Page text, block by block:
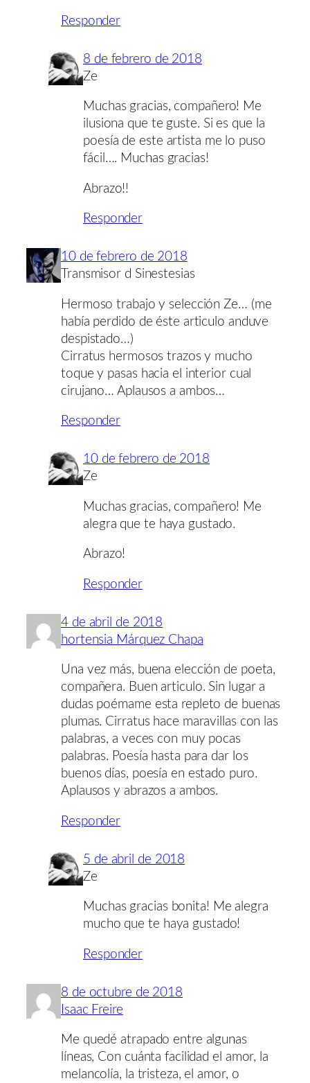
Responder
8 de febrero de 2018
Ze
Muchas gracias, compañero! Me
ilusiona que te guste. Si es que la
poesía de este artista me lo puso
fácil…. Muchas gracias!
Abrazo!!
Responder
10 de febrero de 2018
Transmisor d Sinestesias
Hermoso trabajo y selección Ze… (me
había perdido de éste articulo anduve
despistado…)
Cirratus hermosos trazos y mucho
toque y pasas hacia el interior cual
cirujano… Aplausos a ambos…
Responder
10 de febrero de 2018
Ze
Muchas gracias, compañero! Me
alegra que te haya gustado.
Abrazo!
Responder
4 de abril de 2018
hortensia Márquez Chapa
Una vez más, buena elección de poeta,
compañera. Buen articulo. Sin lugar a
dudas poémame esta repleto de buenas
plumas. Cirratus hace maravillas con las
palabras, a veces con muy pocas
palabras. Poesía hasta para dar los
buenos días, poesía en estado puro.
Aplausos y abrazos a ambos.
Responder
5 de abril de 2018
Ze
Muchas gracias bonita! Me alegra
mucho que te haya gustado!
Responder
8 de octubre de 2018
Isaac Freire
Me quedé atrapado entre algunas
líneas, Con cuánta facilidad el amor, la
melancolía, la tristeza, el amor, o